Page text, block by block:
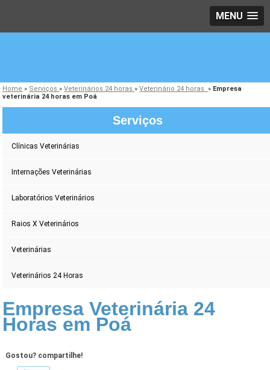
MENU
Home » Serviços»Veterinários 24 horas»Veterinário 24 horas» Empresa
veterinária 24 horas em Poá
Serviços
Clínicas Veterinárias
Internações Veterinárias
Laboratórios Veterinários
Raios X Veterinários
Veterinárias
Veterinários 24 Horas
Empresa Veterinária 24
Horas em Poá
Gostou? compartilhe!